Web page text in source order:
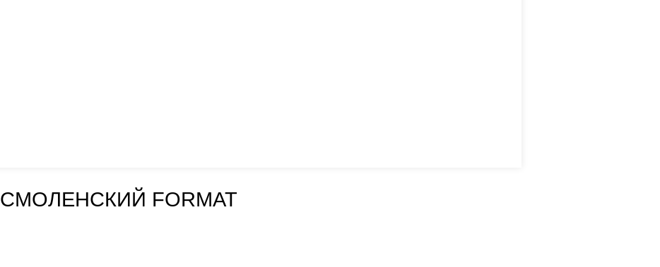
СМОЛЕНСКИЙ FORMAT